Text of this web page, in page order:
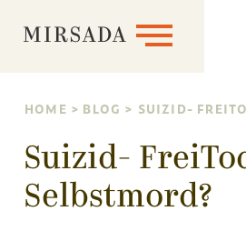
MIRSADA
HOME > BLOG > SUIZID-
Suizid-
Selbstmord?